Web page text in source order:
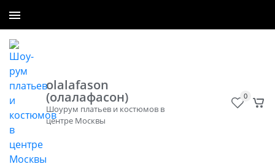
olalafason
(олалафасон)
Шоурум платьев и костюмов в
центре Москвы
0